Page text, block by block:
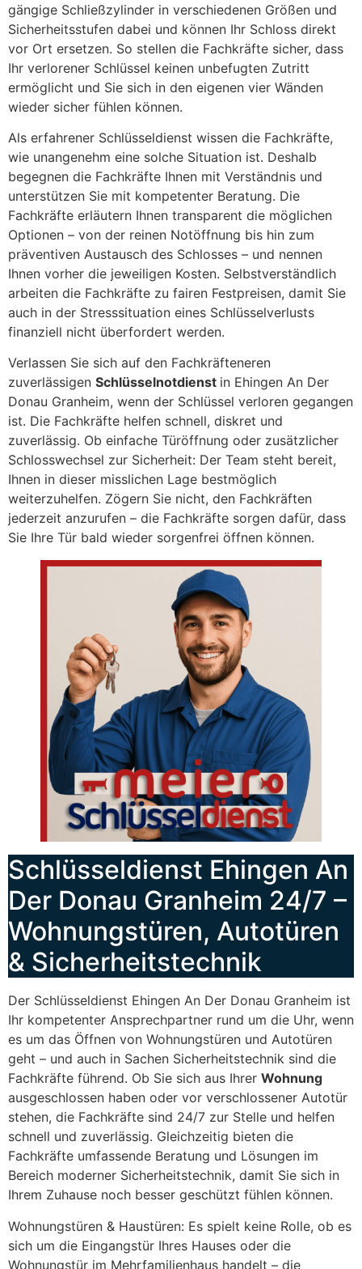
gängige Schließzylinder in verschiedenen Größen und
Sicherheitsstufen dabei und können Ihr Schloss direkt
vor Ort ersetzen. So stellen die Fachkräfte sicher, dass
Ihr verlorener Schlüssel keinen unbefugten Zutritt
ermöglicht und Sie sich in den eigenen vier Wänden
wieder sicher fühlen können.
Als erfahrener Schlüsseldienst wissen die Fachkräfte,
wie unangenehm eine solche Situation ist. Deshalb
begegnen die Fachkräfte Ihnen mit Verständnis und
unterstützen Sie mit kompetenter Beratung. Die
Fachkräfte erläutern Ihnen transparent die möglichen
Optionen – von der reinen Notöffnung bis hin zum
präventiven Austausch des Schlosses – und nennen
Ihnen vorher die jeweiligen Kosten. Selbstverständlich
arbeiten die Fachkräfte zu fairen Festpreisen, damit Sie
auch in der Stresssituation eines Schlüsselverlusts
finanziell nicht überfordert werden.
Verlassen Sie sich auf den Fachkräfteneren
zuverlässigen Schlüsselnotdienst in Ehingen An Der
Donau Granheim, wenn der Schlüssel verloren gegangen
ist. Die Fachkräfte helfen schnell, diskret und
zuverlässig. Ob einfache Türöffnung oder zusätzlicher
Schlosswechsel zur Sicherheit: Der Team steht bereit,
Ihnen in dieser misslichen Lage bestmöglich
weiterzuhelfen. Zögern Sie nicht, den Fachkräften
jederzeit anzurufen – die Fachkräfte sorgen dafür, dass
Sie Ihre Tür bald wieder sorgenfrei öffnen können.
Schlüsseldienst Ehingen An
Der Donau Granheim 24/7 –
Wohnungstüren, Autotüren
& Sicherheitstechnik
Der Schlüsseldienst Ehingen An Der Donau Granheim ist
Ihr kompetenter Ansprechpartner rund um die Uhr, wenn
es um das Öffnen von Wohnungstüren und Autotüren
geht – und auch in Sachen Sicherheitstechnik sind die
Fachkräfte führend. Ob Sie sich aus Ihrer Wohnung
ausgeschlossen haben oder vor verschlossener Autotür
stehen, die Fachkräfte sind 24/7 zur Stelle und helfen
schnell und zuverlässig. Gleichzeitig bieten die
Fachkräfte umfassende Beratung und Lösungen im
Bereich moderner Sicherheitstechnik, damit Sie sich in
Ihrem Zuhause noch besser geschützt fühlen können.
Wohnungstüren & Haustüren: Es spielt keine Rolle, ob es
sich um die Eingangstür Ihres Hauses oder die
Wohnungstür im Mehrfamilienhaus handelt – die